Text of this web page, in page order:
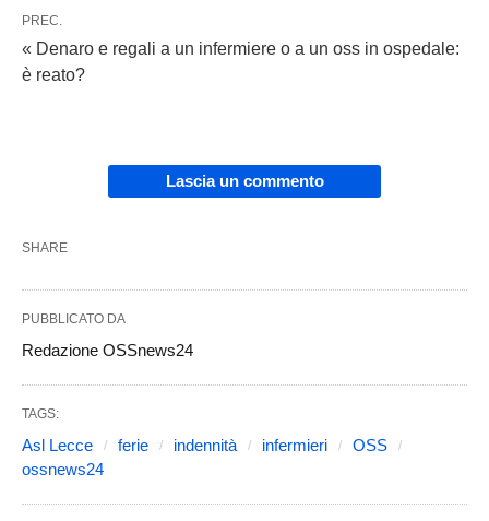
PREC.
« Denaro e regali a un infermiere o a un oss in ospedale:
è reato?
Lascia un commento
SHARE
PUBBLICATO DA
Redazione OSSnews24
TAGS:
Asl Lecce ferie indennità infermieri
OSS
ossnews24